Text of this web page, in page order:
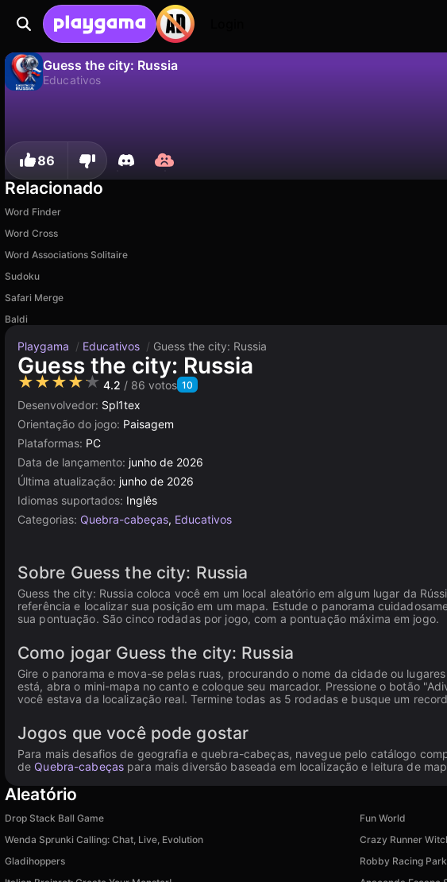
Guess the city: Russia
Educativos
86
Relacionado
Word Finder
Word Cross
Word Associations Solitaire
Sudoku
Safari Merge
Baldi
Playgama / Educativos / Guess the city: Russia
Guess the city: Russia
★★★★★ 4.2 / 86 votos 10
Desenvolvedor: Spl1tex
Orientação do jogo: Paisagem
Plataformas: PC
Data de lançamento: junho de 2026
Última atualização: junho de 2026
Idiomas suportados: Inglês
Categorias: Quebra-cabeças, Educativos
Sobre Guess the city: Russia
Guess the city: Russia coloca você em um local aleatório em algum lugar da
referência e localizar sua posição em um mapa. Estude o panorama
sua pontuação. São cinco rodadas por jogo, com a pontuação máxima em jogo.
Como jogar Guess the city: Russia
Gire o panorama e mova-se pelas ruas, procurando o nome da cidade ou
está, abra o mini-mapa no canto e coloque seu marcador. Pressione o botão
você estava da localização real. Termine todas as 5 rodadas e busque um
Jogos que você pode gostar
Para mais desafios de geografia e quebra-cabeças, navegue pelo catálogo
de Quebra-cabeças para mais diversão baseada em localização e leitura de
Aleatório
Drop Stack Ball Game Fun World
Wenda Sprunki Calling: Chat, Live, Evolution
Crazy Runner
Gladihoppers
Robby Racing